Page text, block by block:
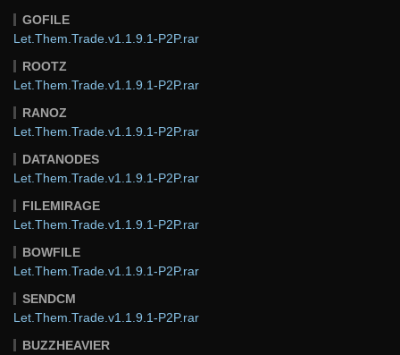
GOFILE
Let.Them.Trade.v1.1.9.1-P2P.rar
ROOTZ
Let.Them.Trade.v1.1.9.1-P2P.rar
RANOZ
Let.Them.Trade.v1.1.9.1-P2P.rar
DATANODES
Let.Them.Trade.v1.1.9.1-P2P.rar
FILEMIRAGE
Let.Them.Trade.v1.1.9.1-P2P.rar
BOWFILE
Let.Them.Trade.v1.1.9.1-P2P.rar
SENDCM
Let.Them.Trade.v1.1.9.1-P2P.rar
BUZZHEAVIER